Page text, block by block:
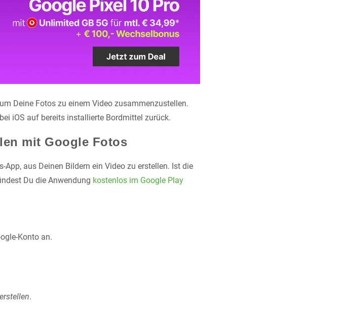
Deine Fotos zu einem Video zusammenzustellen.
iOS auf bereits installierte Bordmittel zurück.
mit Google Fotos
aus Deinen Bildern ein Video zu erstellen. Ist die
Du die Anwendung kostenlos im Google Play
Konto an.
.